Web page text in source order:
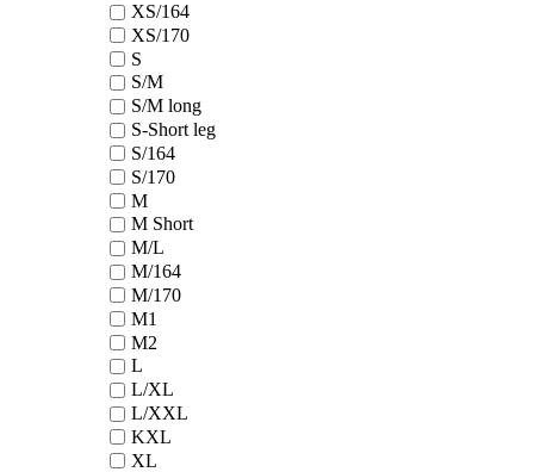
XS/164
XS/170
S
S/M
S/M long
S-Short leg
S/164
S/170
M
M Short
M/L
M/164
M/170
M1
M2
L
L/XL
L/XXL
KXL
XL